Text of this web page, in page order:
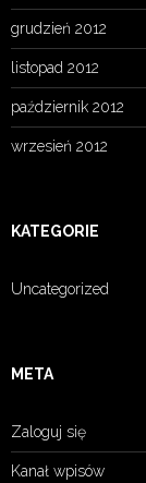
grudzień 2012
listopad 2012
październik 2012
wrzesień 2012
KATEGORIE
Uncategorized
META
Zaloguj się
Kanał wpisów